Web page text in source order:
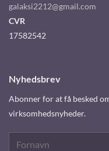
galaksi2212@gmail.com
CVR
17582542
Nyhedsbrev
Abonner for at få besked
virksomhedsnyheder.